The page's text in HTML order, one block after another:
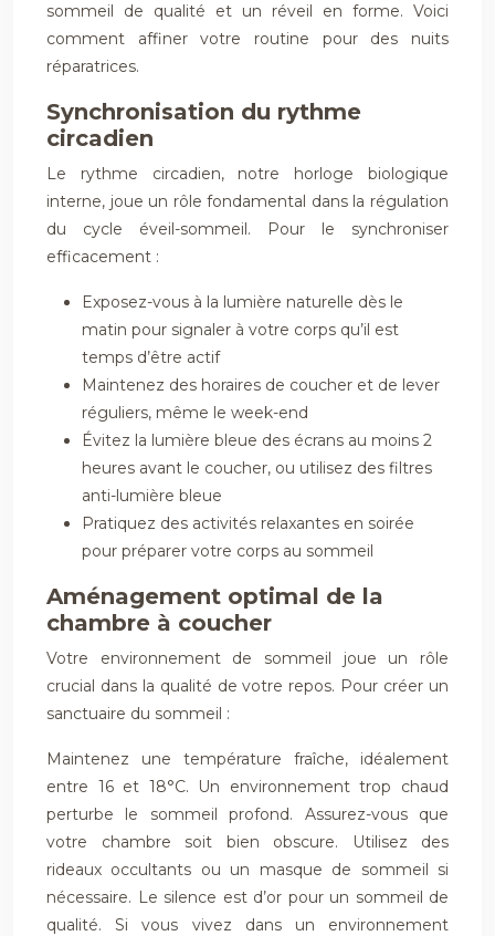
sommeil de qualité et un réveil en forme. Voici
comment affiner votre routine pour des nuits
réparatrices.
Synchronisation du rythme
circadien
Le rythme circadien, notre horloge biologique
interne, joue un rôle fondamental dans la régulation
du cycle éveil-sommeil. Pour le synchroniser
efficacement :
Exposez-vous à la lumière naturelle dès le
matin pour signaler à votre corps qu’il est
temps d’être actif
Maintenez des horaires de coucher et de lever
réguliers, même le week-end
Évitez la lumière bleue des écrans au moins 2
heures avant le coucher, ou utilisez des filtres
anti-lumière bleue
Pratiquez des activités relaxantes en soirée
pour préparer votre corps au sommeil
Aménagement optimal de la
chambre à coucher
Votre environnement de sommeil joue un rôle
crucial dans la qualité de votre repos. Pour créer un
sanctuaire du sommeil :
Maintenez une température fraîche, idéalement
entre 16 et 18°C. Un environnement trop chaud
perturbe le sommeil profond. Assurez-vous que
votre chambre soit bien obscure. Utilisez des
rideaux occultants ou un masque de sommeil si
nécessaire. Le silence est d’or pour un sommeil de
qualité. Si vous vivez dans un environnement